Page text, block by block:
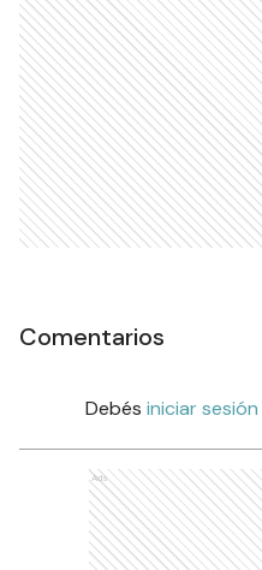
Comentarios
Debés iniciar sesión
Ads